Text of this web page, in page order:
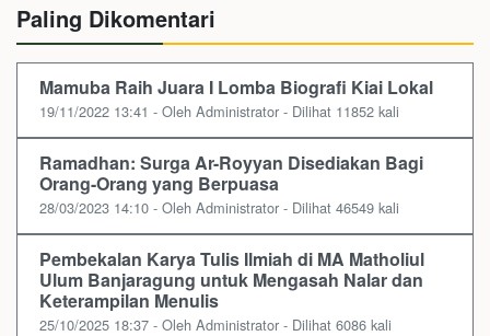
Paling Dikomentari
Mamuba Raih Juara I Lomba Biografi Kiai Lokal
19/11/2022 13:41 - Oleh Administrator - Dilihat 11852 kali
Ramadhan: Surga Ar-Royyan Disediakan Bagi
Orang-Orang yang Berpuasa
28/03/2023 14:10 - Oleh Administrator - Dilihat 46549 kali
Pembekalan Karya Tulis Ilmiah di MA Matholiul
Ulum Banjaragung untuk Mengasah Nalar dan
Keterampilan Menulis
25/10/2025 18:37 - Oleh Administrator - Dilihat 6086 kali